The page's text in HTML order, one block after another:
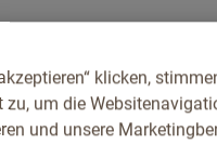
klicken,
um die
und unsere